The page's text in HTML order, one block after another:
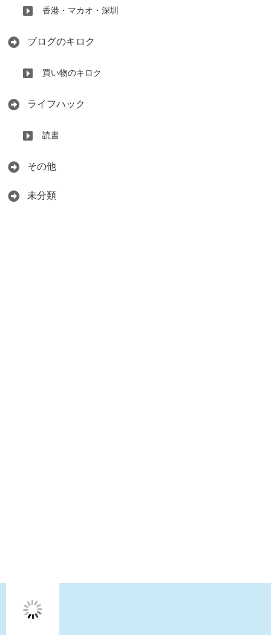
香港・マカオ・深圳
ブログのキロク
買い物のキロク
ライフハック
読書
その他
未分類